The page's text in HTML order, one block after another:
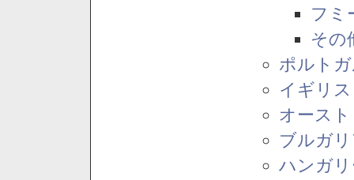
フミ
その
ポルト
イギリス
オース
ブルガ
ハンガ